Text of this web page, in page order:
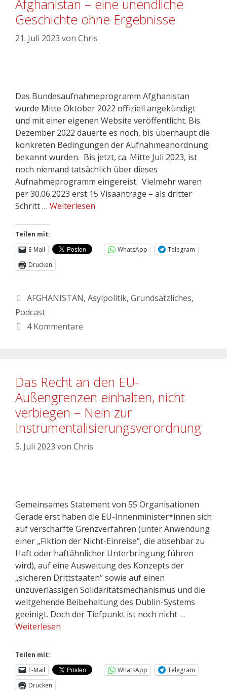
Afghanistan – eine unendliche
Geschichte ohne Ergebnisse
21. Juli 2023 von Chris
Das Bundesaufnahmeprogramm Afghanistan
wurde Mitte Oktober 2022 offiziell angekündigt
und mit einer eigenen Website veröffentlicht. Bis
Dezember 2022 dauerte es noch, bis überhaupt die
konkreten Bedingungen der Aufnahmeanordnung
bekannt wurden. Bis jetzt, ca. Mitte Juli 2023, ist
noch niemand tatsächlich über dieses
Aufnahmeprogramm eingereist. Vielmehr waren
per 30.06.2023 erst 15 Visaanträge – als dritter
Schritt … Weiterlesen
Teilen mit:
E-Mail
WhatsApp
Telegram
Drucken
AFGHANISTAN, Asylpolitik, Grundsätzliches,
Podcast
4 Kommentare
Das Recht an den EU-
Außengrenzen einhalten, nicht
verbiegen – Nein zur
Instrumentalisierungsverordnung
5. Juli 2023 von Chris
Gemeinsames Statement von 55 Organisationen
Gerade erst haben die EU-Innenminister*innen sich
auf verschärfte Grenzverfahren (unter Anwendung
einer „Fiktion der Nicht-Einreise“, die absehbar zu
Haft oder haftähnlicher Unterbringung führen
wird), auf eine Ausweitung des Konzepts der
„sicheren Drittstaaten“ sowie auf einen
unzuverlässigen Solidaritätsmechanismus und die
weitgehende Beibehaltung des Dublin-Systems
geeinigt. Doch der Tiefpunkt ist noch nicht …
Weiterlesen
Teilen mit:
E-Mail
WhatsApp
Telegram
Drucken